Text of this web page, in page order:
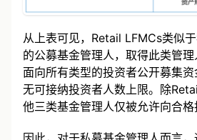
从上表可见，Retail LFMCs类似
的公募基金管理人，取得此类管
面向所有类型的投资者公开募集资
无可接纳投资者人数上限。除
他三类基金管理人仅被允许向合格